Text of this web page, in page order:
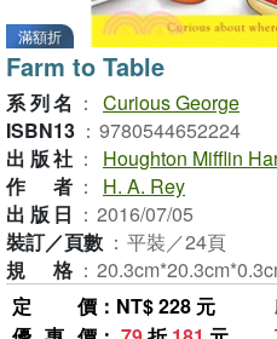
滿額折
Farm to Table
系列名 ： Curious George
ISBN13 ： 9780544652224
出版社 ：
Houghton Mifflin
作者 ：
H. A. Rey
出版日 ： 2016/07/05
裝訂／頁數 ： 平裝／24頁
規格 ：
定價 ：NT$ 228 元